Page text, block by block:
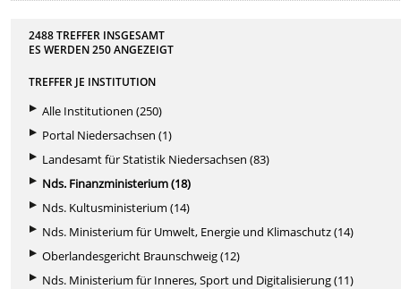
2488 TREFFER INSGESAMT
ES WERDEN250ANGEZEIGT
TREFFER JE INSTITUTION
Alle Institutionen (250)
Portal Niedersachsen (1)
Landesamt für Statistik Niedersachsen (83)
Nds. Finanzministerium (18)
Nds. Kultusministerium (14)
Nds. Ministerium für Umwelt, Energie und Klimaschutz (14)
Oberlandesgericht Braunschweig (12)
Nds. Ministerium für Inneres, Sport und Digitalisierung (11)